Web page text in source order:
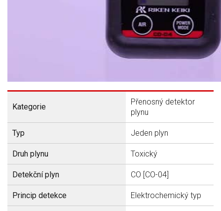
Kategorie
Přenosný detektor
plynu
Typ Jeden plyn
Druh plynu Toxický
Detekční plyn CO [CO-04]
Princip detekce Elektrochemický typ